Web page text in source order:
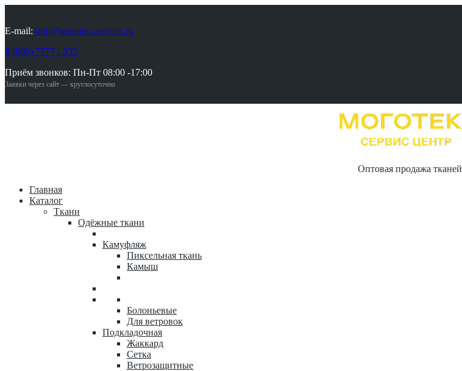
E-mail: info@mogotex-service.ru
8 (800) 7777 - 535
Приём звонков: Пн-Пт 08:00 -17:00
Заявки через сайт — круглосуточно
Оптовая продажа тканей
Главная
Каталог
Ткани
Одёжные ткани
Камуфляж
Пиксельная ткань
Камыш
Болоньевые
Для ветровок
Подкладочная
Жаккард
Сетка
Ветрозащитные